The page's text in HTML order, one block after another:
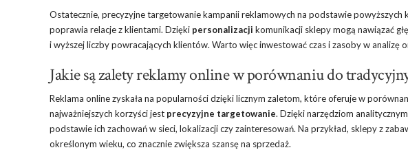
Ostatecznie, precyzyjne targetowanie kampanii reklamowych na podstawie
poprawia relacje z klientami. Dzięki personalizacji komunikacji sklepy mogą nawiązać
i wyższej liczby powracających klientów. Warto więc inwestować czas i zasoby w analizę
Jakie są zalety reklamy online w porównaniu do
Reklama online zyskała na popularności dzięki licznym zaletom, które oferuje w
najważniejszych korzyści jest precyzyjne targetowanie. Dzięki narzędziom
podstawie ich zachowań w sieci, lokalizacji czy zainteresowań. Na przykład, sklepy z
określonym wieku, co znacznie zwiększa szansę na sprzedaż.